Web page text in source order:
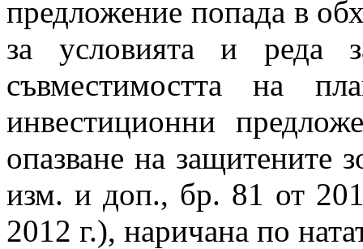
предложение попада в
за условията и реда
съвместимостта на
инвестиционни
опазване на защитените
изм. и доп., бр. 81 от
2012 г.), наричана по